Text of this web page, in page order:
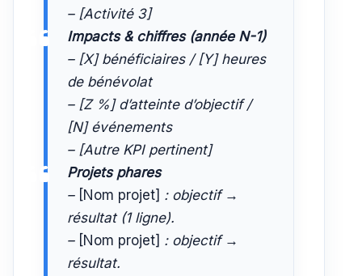
– [Activité 3]
Impacts & chiffres (année N-1)
– [X] bénéficiaires / [Y] heures
de bénévolat
– [Z %] d’atteinte d’objectif /
[N] événements
– [Autre KPI pertinent]
Projets phares
– [Nom projet] : objectif →
résultat (1 ligne).
– [Nom projet] : objectif →
résultat.